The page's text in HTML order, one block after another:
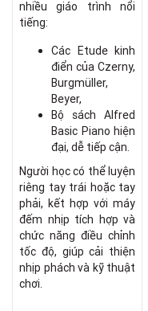
nhiều giáo trình nổi
tiếng:
Các Etude kinh
điển của Czerny,
Burgmüller,
Beyer,
Bộ sách Alfred
Basic Piano hiện
đại, dễ tiếp cận.
Người học có thể luyện
riêng tay trái hoặc tay
phải, kết hợp với máy
đếm nhịp tích hợp và
chức năng điều chỉnh
tốc độ, giúp cải thiện
nhịp phách và kỹ thuật
chơi.